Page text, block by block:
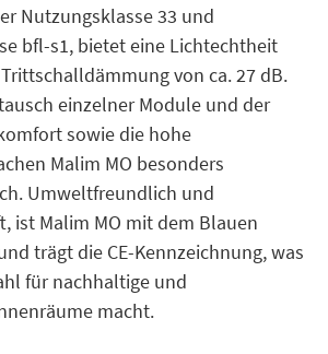
Nutzungsklasse 33 und
bfl-s1, bietet eine Lichtechtheit
von ca. 27 dB.
einzelner Module und der
sowie die hohe
Malim MO besonders
Umweltfreundlich und
ist Malim MO mit dem Blauen
trägt die CE-Kennzeichnung, was
für nachhaltige und
macht.